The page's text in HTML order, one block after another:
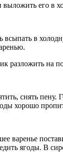
его в
в
разложить на
снять пену.
хорошо
варенье
ягоды. В